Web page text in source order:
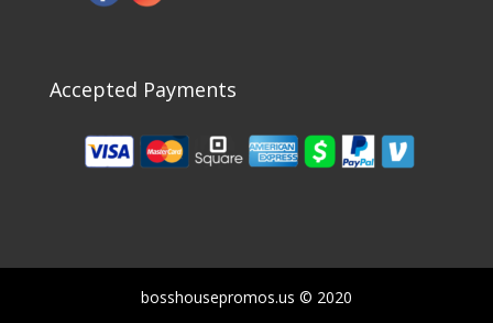
Accepted Payments
bosshousepromos.us © 2020